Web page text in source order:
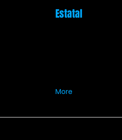
Estatal
More